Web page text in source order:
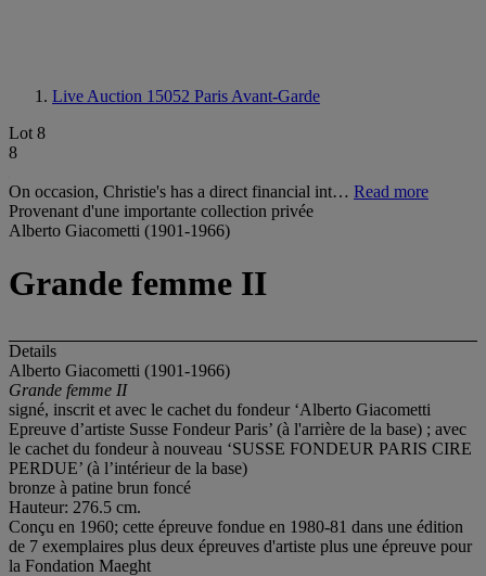
Live Auction 15052 Paris Avant-Garde
Lot 8
8
On occasion, Christie's has a direct financial int… Read more
Provenant d'une importante collection privée
Alberto Giacometti (1901-1966)
Grande femme II
Details
Alberto Giacometti (1901-1966)
Grande femme II
signé, inscrit et avec le cachet du fondeur ‘Alberto Giacometti
Epreuve d’artiste Susse Fondeur Paris’ (à l'arrière de la base) ; avec
le cachet du fondeur à nouveau ‘SUSSE FONDEUR PARIS CIRE
PERDUE’ (à l’intérieur de la base)
bronze à patine brun foncé
Hauteur: 276.5 cm.
Conçu en 1960; cette épreuve fondue en 1980-81 dans une édition
de 7 exemplaires plus deux épreuves d'artiste plus une épreuve pour
la Fondation Maeght